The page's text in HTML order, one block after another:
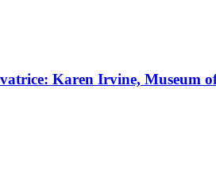
Karen Irvine, Museum